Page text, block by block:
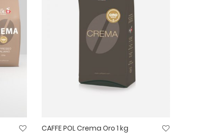
CAFFE POL Crema Oro 1 kg